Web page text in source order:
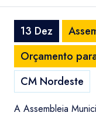
13 Dez
Orçamento
CM Nordeste
A Assembleia